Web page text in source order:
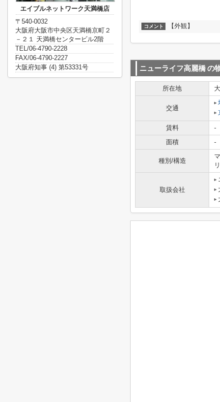
コメント 【外観】
ニューライフ高麗橋の
所在地
交通
賃料
-
面積
-
種別/構造
取扱会社
エイブルネットワーク天満橋店
〒540-0032
大阪府大阪市中央区天満橋京町２
－２１ 天満橋センタービル2階
TEL/06-4790-2228
FAX/06-4790-2227
大阪府知事 (4) 第53331号